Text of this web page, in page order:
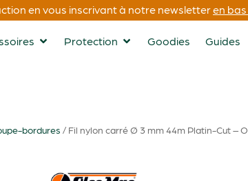
en vous inscrivant à notre newsletteren
Protection Goodies Guides
bordures / Fil nylon carré Ø 3 mm 44m Platin-Cut –
OLÉO-MAC